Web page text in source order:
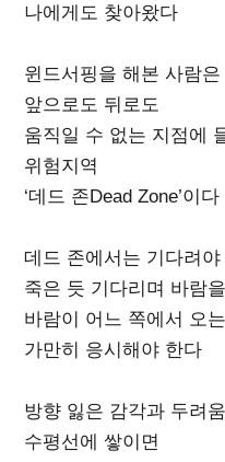
나에게도 찾아왔다
윈드서핑을 해본 사람
앞으로도 뒤로도
움직일 수 없는 지점에
위험지역
‘데드 존Dead Zone’이다
데드 존에서는 기다려야
죽은 듯 기다리며 바람
바람이 어느 쪽에서 오
가만히 응시해야 한다
방향 잃은 감각과 두려
수평선에 쌓이면